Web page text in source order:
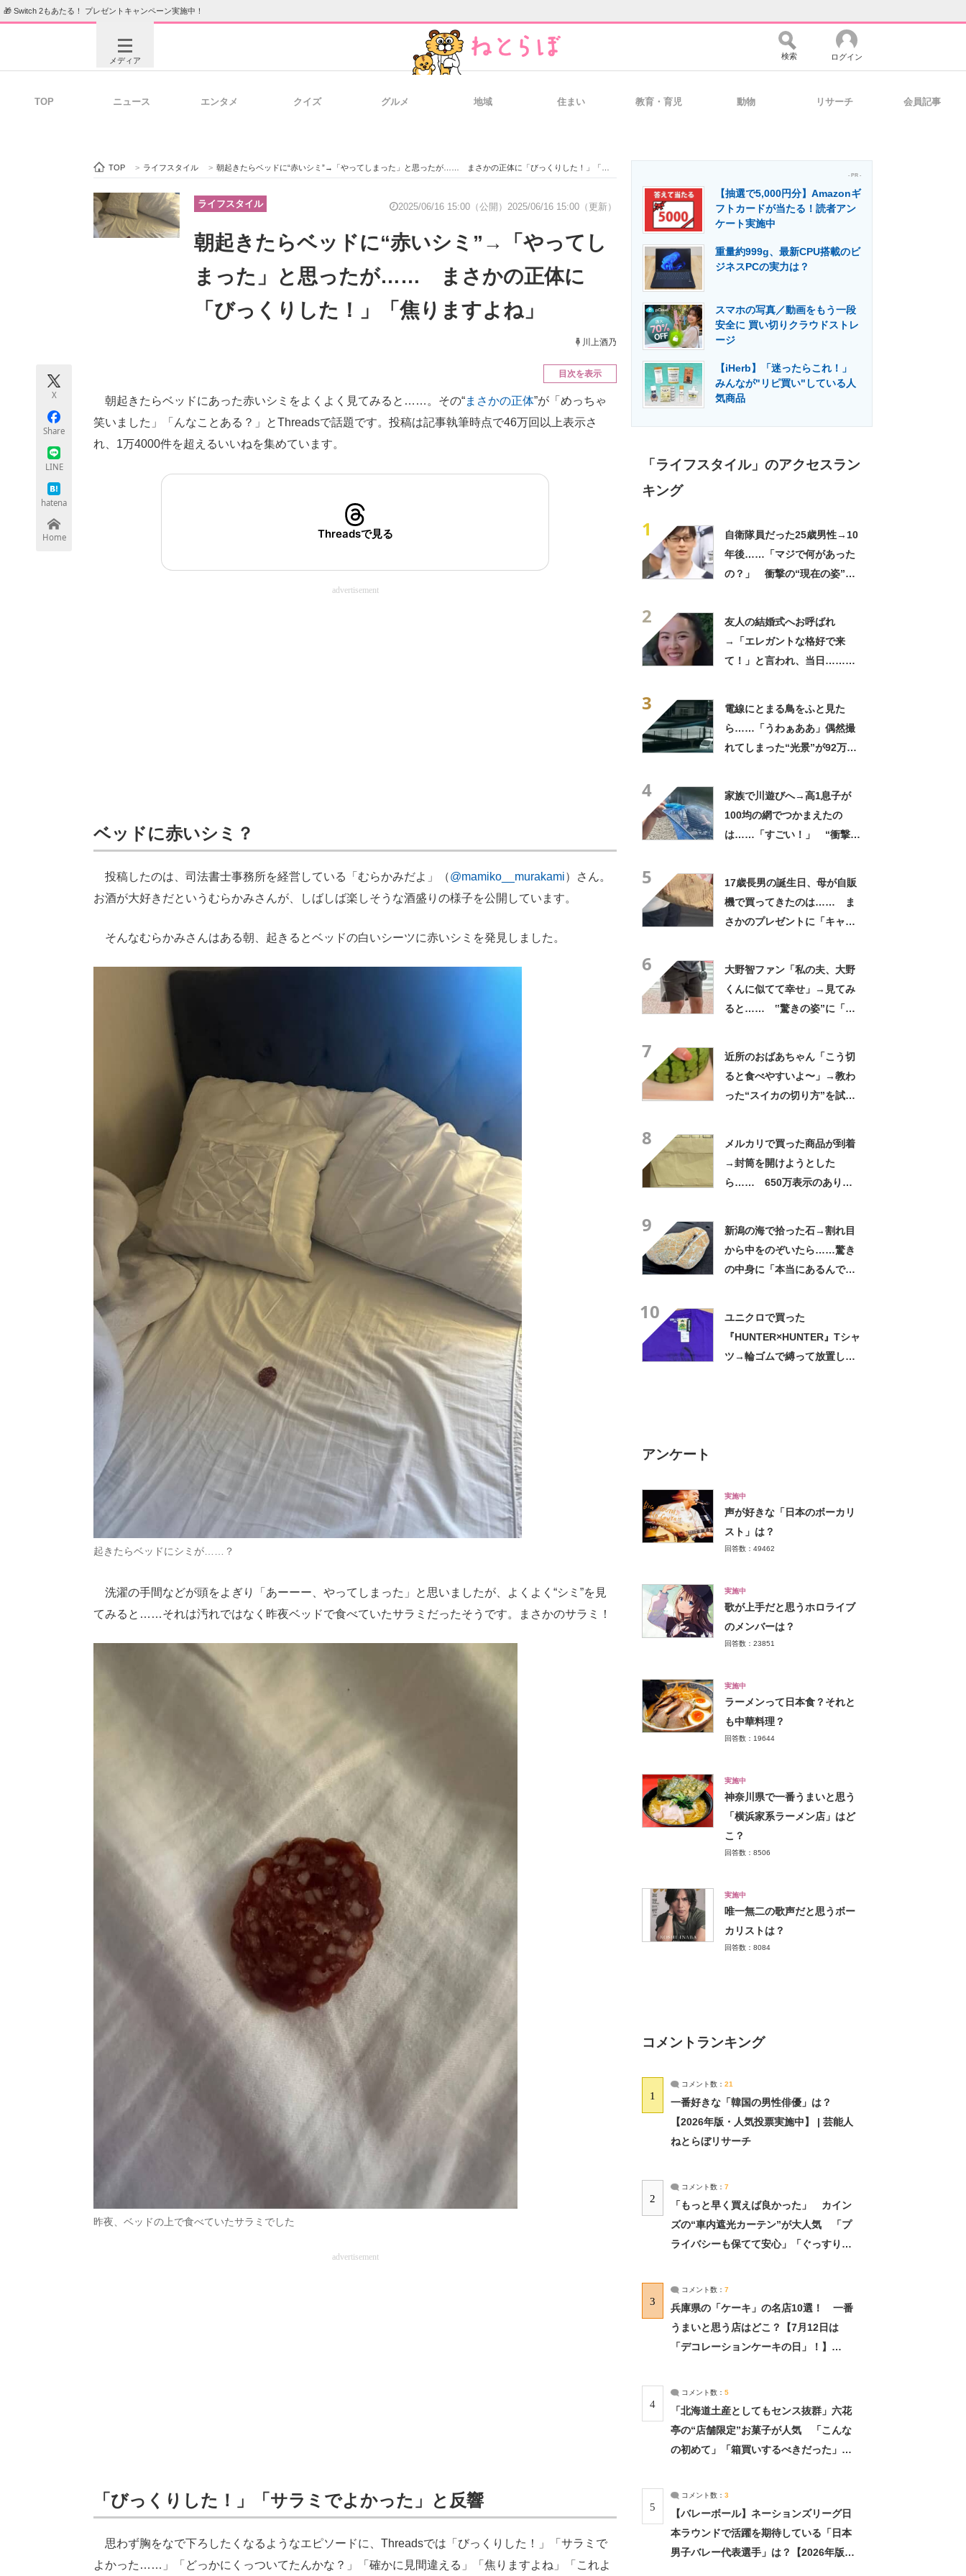
🎁 Switch 2もあたる！ プレゼントキャンペーン実施中！
メディア
ビジネスと働き方のヒント 経営リーダーのコミュニティ マーケ×ITの今がよく分かる
製造業のIT導入・活用を支援
エネルギーの専門メディア 建設×テクノロジーの最前線
ちょっと気になるネットの話題
検索 ログイン
TOP ニュース エンタメ クイズ グルメ 地域 住まい 教育・育児 動物 リサーチ 会員記事
TOP > ライフスタイル > 朝起きたらベッドに“赤いシミ”→「やってしまった」と思ったが…… まさかの正体に「びっくりした！」「焦りますよね」
ライフスタイル 2025/06/16 15:00（公開） 2025/06/16 15:00（更新）
朝起きたらベッドに“赤いシミ”→「やってし
まった」と思ったが…… まさかの正体に
「びっくりした！」「焦りますよね」
川上酒乃
X
Share
LINE
hatena
Home
目次を表示
朝起きたらベッドにあった赤いシミをよくよく見てみると……。その“まさかの正体”が「めっちゃ
笑いました」「んなことある？」とThreadsで話題です。投稿は記事執筆時点で46万回以上表示さ
れ、1万4000件を超えるいいねを集めています。
Threadsで見る
advertisement
ベッドに赤いシミ？
投稿したのは、司法書士事務所を経営している「むらかみだよ」（@mamiko__murakami）さん。
お酒が大好きだというむらかみさんが、しばしば楽しそうな酒盛りの様子を公開しています。
そんなむらかみさんはある朝、起きるとベッドの白いシーツに赤いシミを発見しました。
起きたらベッドにシミが……？
洗濯の手間などが頭をよぎり「あーーー、やってしまった」と思いましたが、よくよく“シミ”を見
てみると……それは汚れではなく昨夜ベッドで食べていたサラミだったそうです。まさかのサラミ！
昨夜、ベッドの上で食べていたサラミでした
advertisement
「びっくりした！」「サラミでよかった」と反響
思わず胸をなで下ろしたくなるようなエピソードに、Threadsでは「びっくりした！」「サラミで
よかった……」「どっかにくっついてたんかな？」「確かに見間違える」「焦りますよね」「これよ
- PR -
【抽選で5,000円分】Amazonギ
フトカードが当たる！読者アン
ケート実施中
重量約999g、最新CPU搭載のビ
ジネスPCの実力は？
スマホの写真／動画をもう一段
安全に 買い切りクラウドストレ
ージ
【iHerb】「迷ったらこれ！」
みんなが"リピ買い"している人
気商品
「ライフスタイル」のアクセスラン
キング
1
自衛隊員だった25歳男性→10
年後……「マジで何があった
の？」 衝撃の“現在の姿”が
2
友人の結婚式へお呼ばれ
→「エレガントな格好で来
て！」と言われ、当日……ま
3
電線にとまる鳥をふと見た
ら……「うわぁああ」偶然撮
れてしまった“光景”が92万再
4
家族で川遊びへ→高1息子が
100均の網でつかまえたの
は……「すごい！」 “衝撃の
5
17歳長男の誕生日、母が自販
機で買ってきたのは…… ま
さかのプレゼントに「キャー
6
大野智ファン「私の夫、大野
くんに似てて幸せ」→見てみ
ると…… ‟驚きの姿”に「最
7
近所のおばあちゃん「こう切
ると食べやすいよ〜」→教わ
った“スイカの切り方”を試し
8
メルカリで買った商品が到着
→封筒を開けようとした
ら…… 650万表示のありえ
9
新潟の海で拾った石→割れ目
から中をのぞいたら……驚き
の中身に「本当にあるんです
10
ユニクロで買った
『HUNTER×HUNTER』Tシャ
ツ→輪ゴムで縛って放置した
アンケート
実施中
声が好きな「日本のボーカリ
スト」は？
回答数：49462
実施中
歌が上手だと思うホロライブ
のメンバーは？
回答数：23851
実施中
ラーメンって日本食？それと
も中華料理？
回答数：19644
実施中
神奈川県で一番うまいと思う
「横浜家系ラーメン店」はど
こ？
回答数：8506
実施中
唯一無二の歌声だと思うボー
カリストは？
回答数：8084
コメントランキング
1
コメント数： 21
一番好きな「韓国の男性俳優」は？
【2026年版・人気投票実施中】 | 芸能人
ねとらぼリサーチ
2
コメント数： 7
「もっと早く買えば良かった」 カイン
ズの“車内遮光カーテン”が大人気 「プ
ライバシーも保てて安心」「ぐっすり眠
3
コメント数： 7
兵庫県の「ケーキ」の名店10選！ 一番
うまいと思う店はどこ？【7月12日は
「デコレーションケーキの日」！】
4
コメント数： 5
「北海道土産としてもセンス抜群」六花
亭の“店舗限定”お菓子が人気 「こんな
の初めて」「箱買いするべきだった」
5
コメント数： 3
【バレーボール】ネーションズリーグ日
本ラウンドで活躍を期待している「日本
男子バレー代表選手」は？【2026年版・